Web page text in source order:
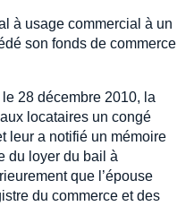
à usage commercial à un
son fonds de commerce
28 décembre 2010, la
locataires un congé
leur a notifié un mémoire
du loyer du bail à
que l’épouse
du commerce et des